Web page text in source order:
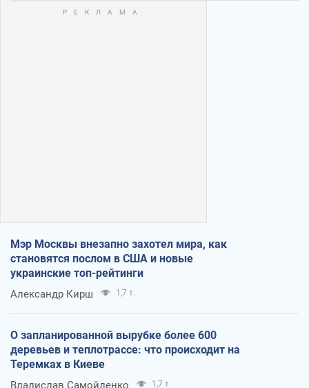
Мэр Москвы внезапно захотел мира, как
становятся послом в США и новые
украинские топ-рейтинги
Александр Кирш 1,7 т.
О запланированной вырубке более 600
деревьев и теплотрассе: что происходит на
Теремках в Киеве
Владислав Самойленко 1,7 т.